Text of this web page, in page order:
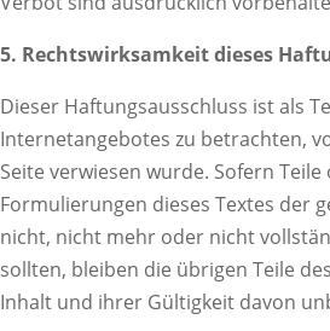
5. Rechtswirksamkeit dieses
Dieser Haftungsausschluss ist als
Internetangebotes zu betrachten,
Seite verwiesen wurde. Sofern Teile
Formulierungen dieses Textes der
nicht, nicht mehr oder nicht
sollten, bleiben die übrigen Teile
Inhalt und ihrer Gültigkeit davon